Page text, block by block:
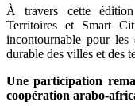
À travers cette
Territoires et Smart
incontournable pour les
durable des villes et des
Une participation
coopération arabo-